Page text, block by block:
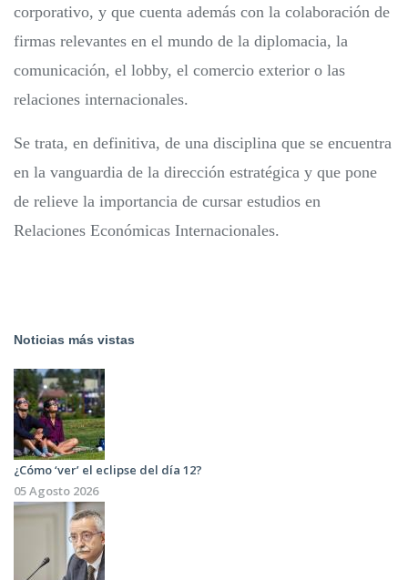
corporativo, y que cuenta además con la colaboración de
firmas relevantes en el mundo de la diplomacia, la
comunicación, el lobby, el comercio exterior o las
relaciones internacionales.
Se trata, en definitiva, de una disciplina que se encuentra
en la vanguardia de la dirección estratégica y que pone
de relieve la importancia de cursar estudios en
Relaciones Económicas Internacionales.
Noticias más vistas
¿Cómo ‘ver’ el eclipse del día 12?
05 Agosto 2026